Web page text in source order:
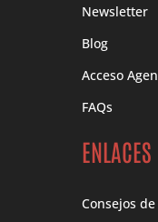
Newsletter
Blog
Acceso
FAQs
Consejos